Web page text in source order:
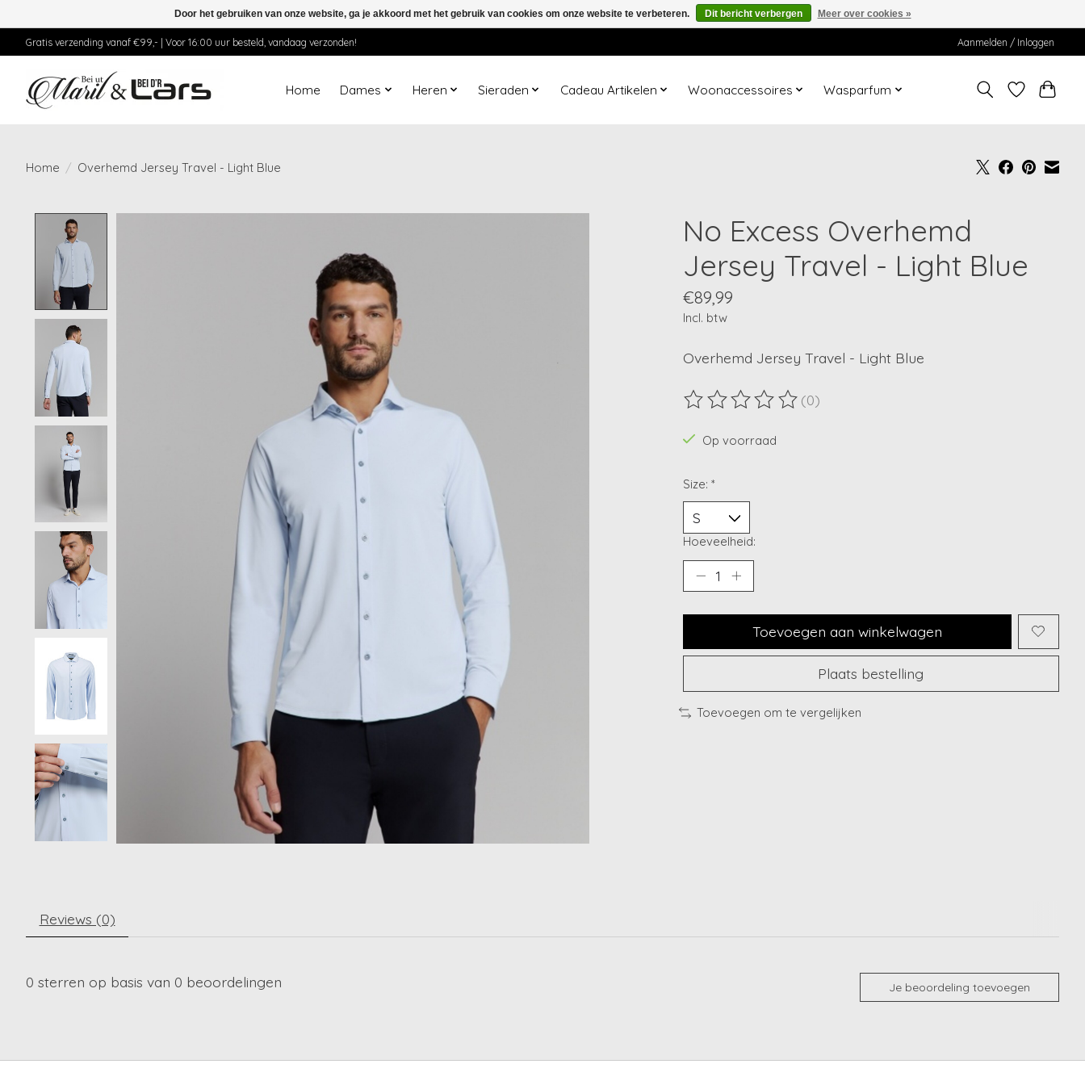
Gratis verzending vanaf €99,- | Voor 16:00 uur besteld, vandaag verzonden! Aanmelden / Inloggen
Home Dames Heren Sieraden Cadeau Artikelen Woonaccessoires Wasparfum
Home / Overhemd Jersey Travel - Light Blue
No Excess Overhemd
Jersey Travel - Light Blue
€89,99
Incl. btw
Overhemd Jersey Travel - Light Blue
De beoordeling van dit product is
(0)
Op voorraad
Size: *
Hoeveelheid:
Toevoegen aan winkelwagen
Plaats bestelling
Toevoegen om te vergelijken
Reviews (0)
0 sterren op basis van 0 beoordelingen Je beoordeling toevoegen
Door het gebruiken van onze website, ga je akkoord met het gebruik van cookies om onze website te verbeteren. Dit bericht verbergen Meer over cookies »